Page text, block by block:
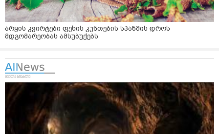
არყის კვირტები ფეხის კუნთების სპაზმის დროს
მდგომარეობას ამსუბუქებს